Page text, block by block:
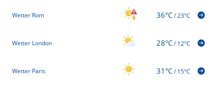
Wetter Rom 36°C/23°C
Wetter London 28°C/12°C
Wetter Paris 31°C/15°C